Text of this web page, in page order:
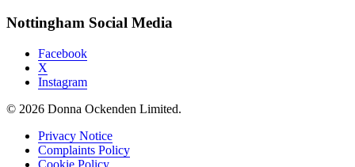
Nottingham Social Media
Facebook
X
Instagram
© 2026 Donna Ockenden Limited.
Privacy Notice
Complaints Policy
Cookie Policy